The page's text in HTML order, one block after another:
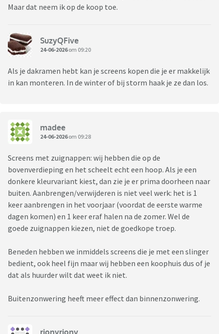
Maar dat neem ik op de koop toe.
SuzyQFive
24-06-2026om 09:20
Als je dakramen hebt kan je screens kopen die je er makkelijk
in kan monteren. In de winter of bij storm haak je ze dan los.
madee
24-06-2026om 09:28
Screens met zuignappen: wij hebben die op de
bovenverdieping en het scheelt echt een hoop. Als je een
donkere kleurvariant kiest, dan zie je er prima doorheen naar
buiten. Aanbrengen/verwijderen is niet veel werk: het is 1
keer aanbrengen in het voorjaar (voordat de eerste warme
dagen komen) en 1 keer eraf halen na de zomer. Wel de
goede zuignappen kiezen, niet de goedkope troep.
Beneden hebben we inmiddels screens die je met een slinger
bedient, ook heel fijn maar wij hebben een koophuis dus of je
dat als huurder wilt dat weet ik niet.
Buitenzonwering heeft meer effect dan binnenzonwering.
rionyriony